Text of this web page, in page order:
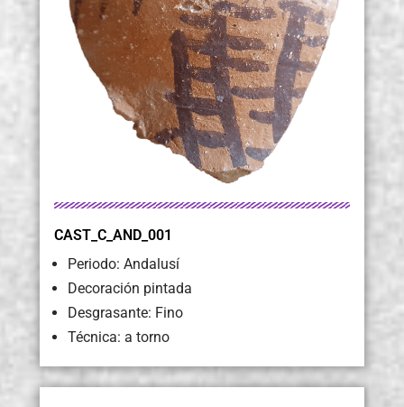
CAST_C_AND_001
Periodo: Andalusí
Decoración pintada
Desgrasante: Fino
Técnica: a torno